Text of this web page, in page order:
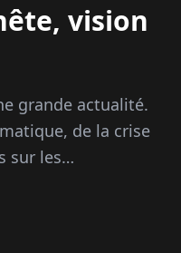
vision
grande actualité.
de la crise
sur les